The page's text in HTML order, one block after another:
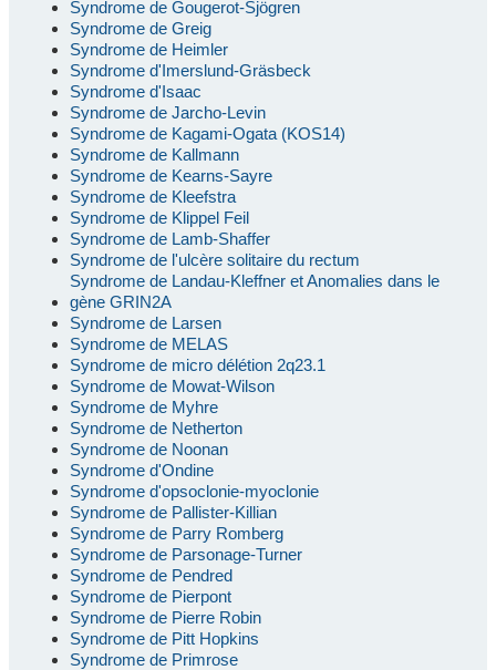
Syndrome de Gougerot-Sjögren
Syndrome de Greig
Syndrome de Heimler
Syndrome d'Imerslund-Gräsbeck
Syndrome d'Isaac
Syndrome de Jarcho-Levin
Syndrome de Kagami-Ogata (KOS14)
Syndrome de Kallmann
Syndrome de Kearns-Sayre
Syndrome de Kleefstra
Syndrome de Klippel Feil
Syndrome de Lamb-Shaffer
Syndrome de l'ulcère solitaire du rectum
Syndrome de Landau-Kleffner et Anomalies dans le
gène GRIN2A
Syndrome de Larsen
Syndrome de MELAS
Syndrome de micro délétion 2q23.1
Syndrome de Mowat-Wilson
Syndrome de Myhre
Syndrome de Netherton
Syndrome de Noonan
Syndrome d'Ondine
Syndrome d'opsoclonie-myoclonie
Syndrome de Pallister-Killian
Syndrome de Parry Romberg
Syndrome de Parsonage-Turner
Syndrome de Pendred
Syndrome de Pierpont
Syndrome de Pierre Robin
Syndrome de Pitt Hopkins
Syndrome de Primrose